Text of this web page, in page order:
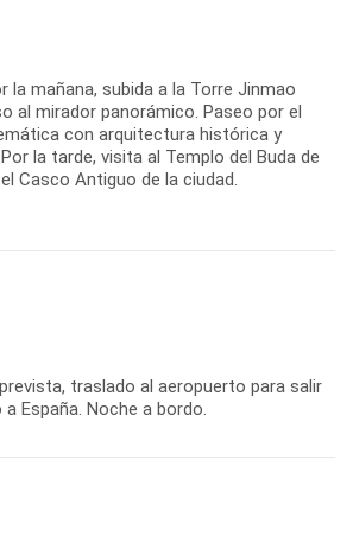
la mañana, subida a la Torre Jinmao
al mirador panorámico. Paseo por el
con arquitectura histórica y
la tarde, visita al Templo del Buda de
Casco Antiguo de la ciudad.
traslado al aeropuerto para salir